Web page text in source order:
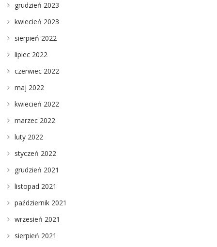
grudzień 2023
kwiecień 2023
sierpień 2022
lipiec 2022
czerwiec 2022
maj 2022
kwiecień 2022
marzec 2022
luty 2022
styczeń 2022
grudzień 2021
listopad 2021
październik 2021
wrzesień 2021
sierpień 2021